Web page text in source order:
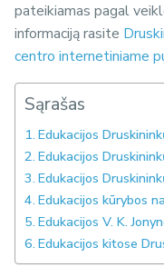
pateikiamas pagal
informaciją rasite
centro internetiniame
Sąrašas
Edukacijos
Edukacijos
Edukacijos
Edukacijos kūrybos
Edukacijos V. K.
Edukacijos kitose